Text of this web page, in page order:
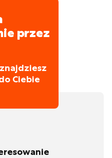
przez
Ciebie